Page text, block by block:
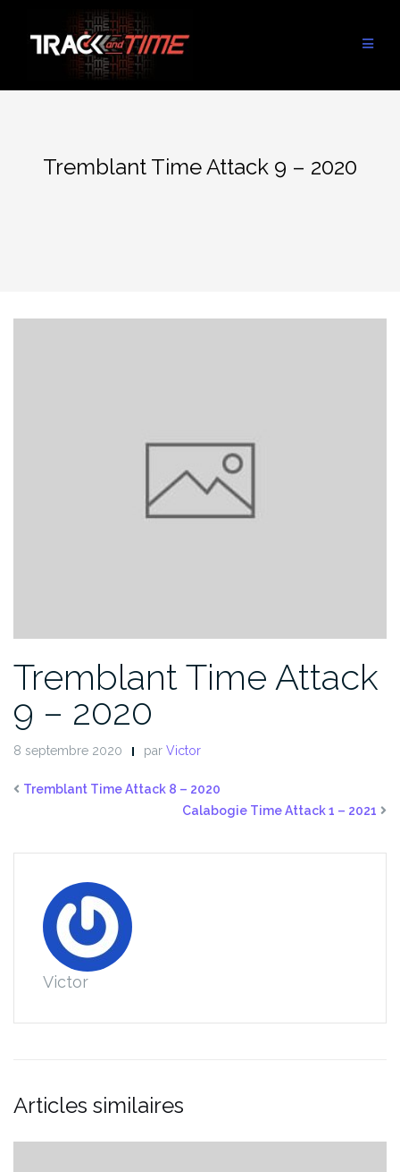
contenu
Tremblant Time Attack 9 – 2020
Tremblant Time Attack
9 – 2020
8 septembre 2020 par Victor
Tremblant Time Attack 8 – 2020
Calabogie Time Attack 1 – 2021
Victor
Articles similaires